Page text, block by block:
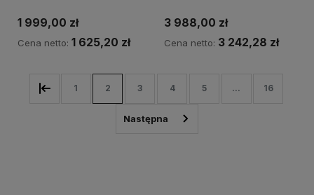
1 999,00 zł
Cena netto: 1 625,20 zł
3 988,00 zł
Cena netto: 3 242,28 zł
1 2 3 4 5 ... 16